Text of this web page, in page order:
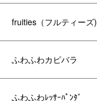
fruities（フルティーズ)
ふわふわカピバラ
ふわふわﾚｯｻｰﾊﾟﾝﾀﾞ